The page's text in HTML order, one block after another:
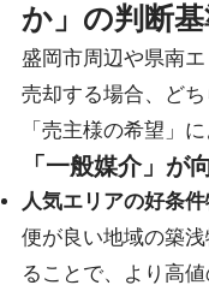
か」の判断
盛岡市周辺や県南
売却する場合、ど
「売主様の希望」
「一般媒介」が
人気エリアの好条件
便が良い地域の築
ることで、より高